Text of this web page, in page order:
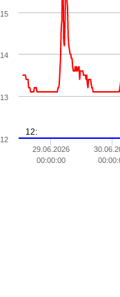
12:
29.06.2026
00:00:00
12
13
14
15